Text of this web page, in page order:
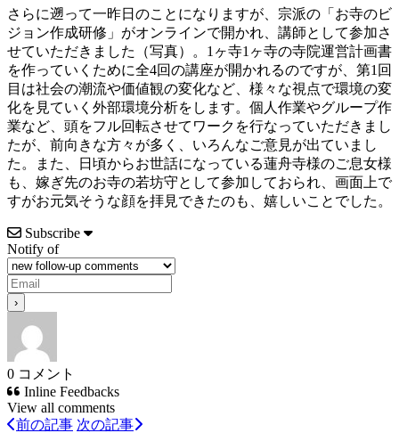
さらに遡って一昨日のことになりますが、宗派の「お寺のビ
ジョン作成研修」がオンラインで開かれ、講師として参加さ
せていただきました（写真）。1ヶ寺1ヶ寺の寺院運営計画書
を作っていくために全4回の講座が開かれるのですが、第1回
目は社会の潮流や価値観の変化など、様々な視点で環境の変
化を見ていく外部環境分析をします。個人作業やグループ作
業など、頭をフル回転させてワークを行なっていただきまし
たが、前向きな方々が多く、いろんなご意見が出ていまし
た。また、日頃からお世話になっている蓮舟寺様のご息女様
も、嫁ぎ先のお寺の若坊守として参加しておられ、画面上で
すがお元気そうな顔を拝見できたのも、嬉しいことでした。
Subscribe
Notify of
0 コメント
Inline Feedbacks
View all comments
前の記事 次の記事